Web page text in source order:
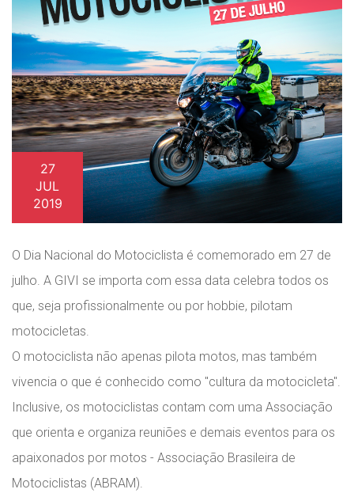
27
JUL
2019
O Dia Nacional do Motociclista é comemorado em 27 de
julho. A GIVI se importa com essa data celebra todos os
que, seja profissionalmente ou por hobbie, pilotam
motocicletas.
O motociclista não apenas pilota motos, mas também
vivencia o que é conhecido como "cultura da motocicleta".
Inclusive, os motociclistas contam com uma Associação
que orienta e organiza reuniões e demais eventos para os
apaixonados por motos - Associação Brasileira de
Motociclistas (ABRAM).